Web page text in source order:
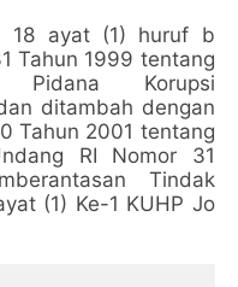
18 ayat (1) huruf b
Tahun 1999 tentang
Pidana Korupsi
ditambah dengan
Tahun 2001 tentang
RI Nomor 31
Tindak
(1) Ke-1 KUHP Jo